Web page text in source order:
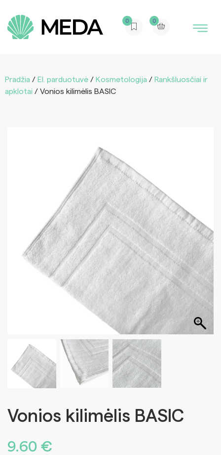
0 0
Pradžia / El. parduotuvė / Kosmetologija / Rankšluosčiai ir
apklotai / Vonios kilimėlis BASIC
Vonios kilimėlis BASIC
9.60 €